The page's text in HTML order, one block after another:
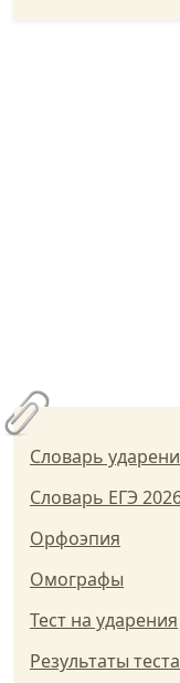
Словарь
Словарь ЕГЭ
Орфоэпия
Омографы
Тест на ударения
Результаты теста